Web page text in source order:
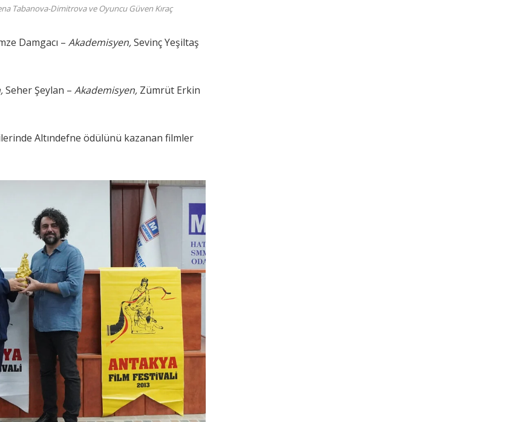
Tabanova-Dimitrova ve Oyuncu Güven Kıraç
Damgacı –Akademisyen,Sevinç Yeşiltaş
Seher Şeylan –Akademisyen, Zümrüt Erkin
Altındefne ödülünü kazanan filmler